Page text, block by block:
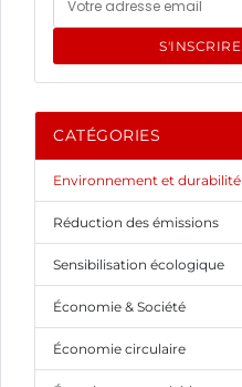
S'INSCRIRE
CATÉGORIES
Environnement et durabilité
Réduction des émissions
Sensibilisation écologique
Économie & Société
Économie circulaire